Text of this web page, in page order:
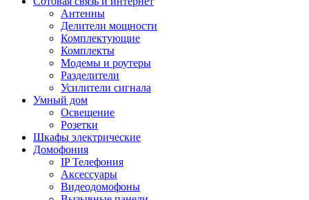
Антенны
Делители мощности
Комплектующие
Комплекты
Модемы и роутеры
Разделители
Усилители сигнала
Умный дом
Освещение
Розетки
Шкафы электрические
Домофония
IP Телефония
Аксессуары
Видеодомофоны